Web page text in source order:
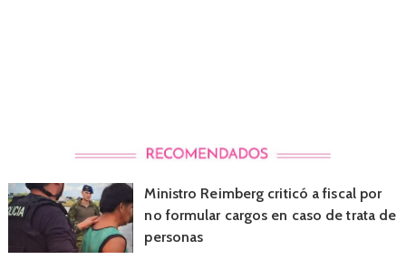
Ministro Reimberg criticó a fiscal por
no formular cargos en caso de trata de
personas